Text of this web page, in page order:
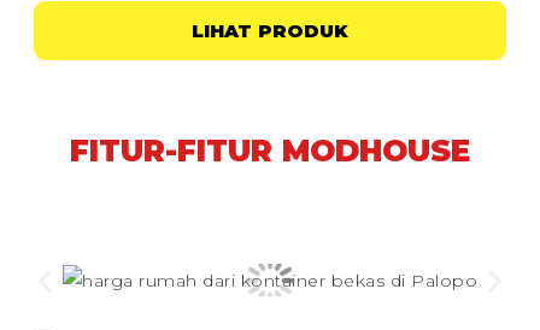
LIHAT PRODUK
FITUR-FITUR MODHOUSE